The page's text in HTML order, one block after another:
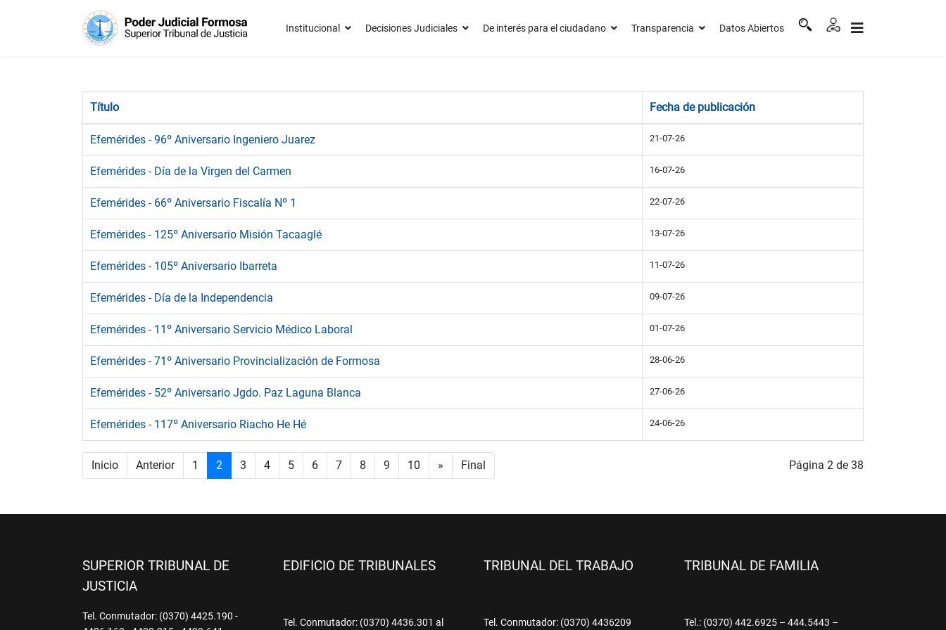
Institucional Decisiones Judiciales De interés para el ciudadano Transparencia Datos Abiertos
Título Fecha de publicación
Efemérides - 96º Aniversario Ingeniero Juarez 21-07-26
Efemérides - Día de la Virgen del Carmen 16-07-26
Efemérides - 66º Aniversario Fiscalía Nº 1 22-07-26
Efemérides - 125º Aniversario Misión Tacaaglé 13-07-26
Efemérides - 105º Aniversario Ibarreta 11-07-26
Efemérides - Día de la Independencia 09-07-26
Efemérides - 11º Aniversario Servicio Médico Laboral 01-07-26
Efemérides - 71º Aniversario Provincialización de Formosa 28-06-26
Efemérides - 52º Aniversario Jgdo. Paz Laguna Blanca 27-06-26
Efemérides - 117º Aniversario Riacho He Hé 24-06-26
Inicio Anterior 1 2 3 4 5 6 7 8 9 10 » Final Página 2 de 38
SUPERIOR TRIBUNAL DE
JUSTICIA
Tel. Conmutador: (0370) 4425.190 -
EDIFICIO DE TRIBUNALES
Tel. Conmutador: (0370) 4436.301 al
TRIBUNAL DEL TRABAJO
Tel. Conmutador: (0370) 4436209
TRIBUNAL DE FAMILIA
Tel.: (0370) 442.6925 – 444.5443 –